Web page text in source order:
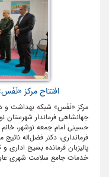
افتتاح مرکز
مرکز «نَفَس» شبکه بهداشت و
جهانشاهی فرماندار شهرستان
حسینی امام جمعه نوشهر،
فرمانداری، دکتر فضل‌اله
پالیزبان فرمانده بسیج اداری
خدمات جامع سلامت شهری